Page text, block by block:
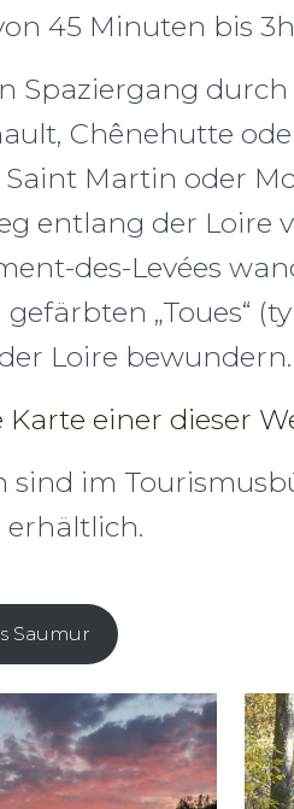
45 Minuten bis
Spaziergang
Chênehutte
Martin oder
entlang der Loire
des-Levées
„Toues“
Loire bewundern.
einer dieser
im
erhältlich.
Saumur